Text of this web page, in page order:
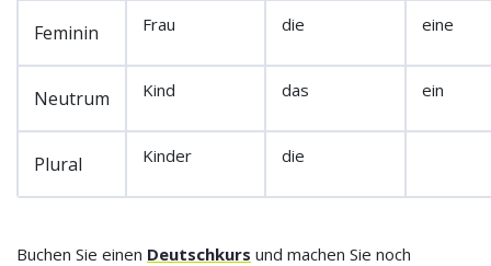
Feminin Frau die eine
Neutrum Kind das ein
Plural Kinder die
Buchen Sie einen Deutschkurs und machen Sie noch